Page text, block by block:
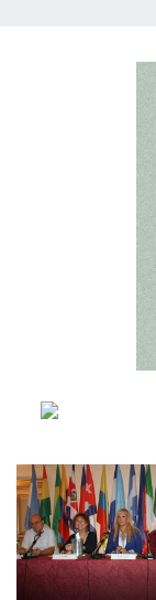
Justicia y
EUROsociAL
COPOLAD III
AL-INVEST
MEDIOS
Fotos
Vídeos